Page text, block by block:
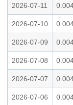
2026-07-11
2026-07-10
2026-07-09
2026-07-08
2026-07-07
2026-07-06